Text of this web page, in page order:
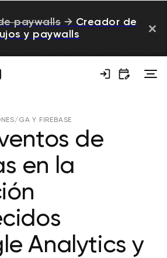
paywalls → Creador de
y paywalls
/ GA Y FIREBASE
de
en la
Analytics y